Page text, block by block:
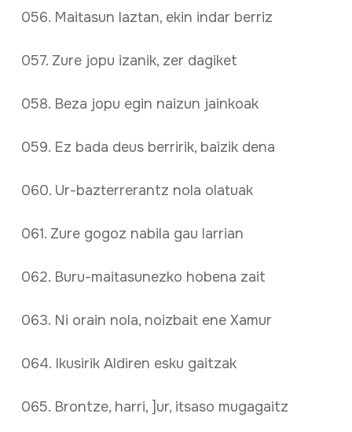
056. Maitasun laztan, ekin indar berriz
057. Zure jopu izanik, zer dagiket
058. Beza jopu egin naizun jainkoak
059. Ez bada deus berririk, baizik dena
060. Ur-bazterrerantz nola olatuak
061. Zure gogoz nabila gau larrian
062. Buru-maitasunezko hobena zait
063. Ni orain nola, noizbait ene Xamur
064. Ikusirik Aldiren esku gaitzak
065. Brontze, harri, ]ur, itsaso mugagaitz